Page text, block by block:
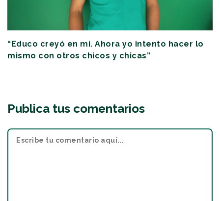
“Educo creyó en mí. Ahora yo intento hacer lo
mismo con otros chicos y chicas”
Publica tus comentarios